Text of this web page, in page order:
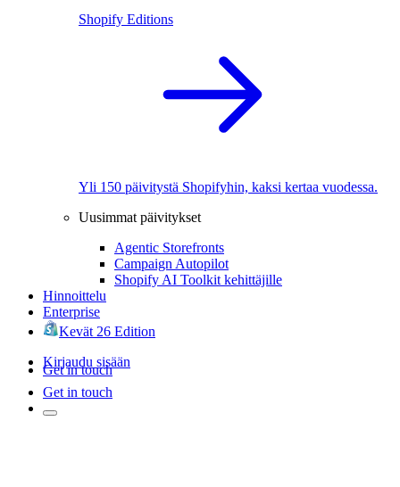
Shopify Editions
Yli 150 päivitystä Shopifyhin, kaksi kertaa vuodessa.
Uusimmat päivitykset
Agentic Storefronts
Campaign Autopilot
Shopify AI Toolkit kehittäjille
Hinnoittelu
Enterprise
Kevät 26 Edition
Kirjaudu sisään
Get in touch
Get in touch